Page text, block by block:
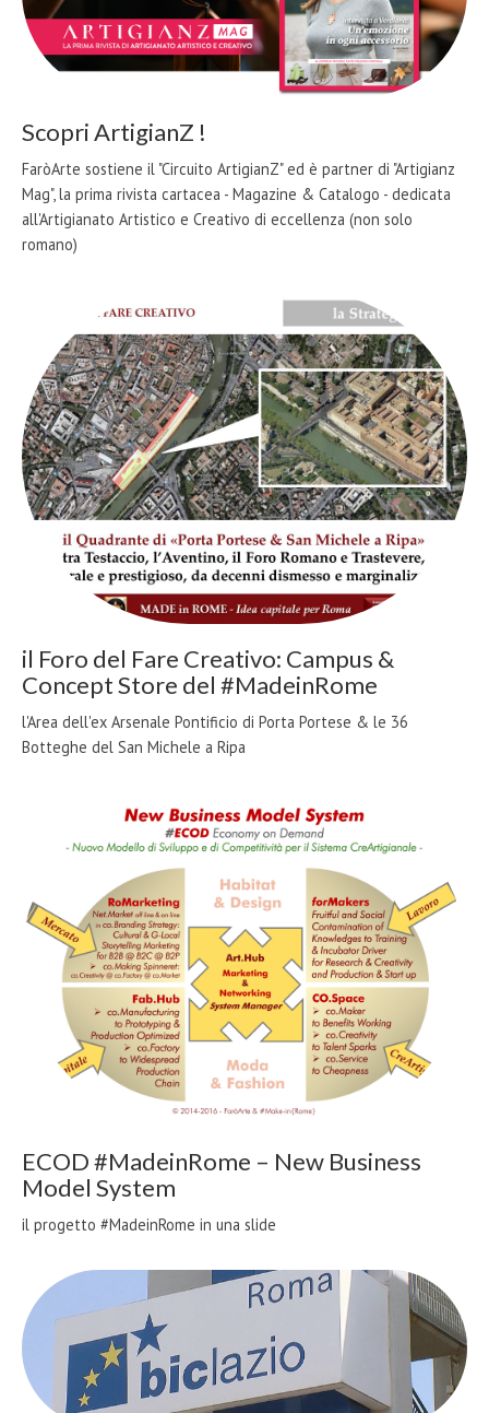
Scopri ArtigianZ !
FaròArte sostiene il "Circuito ArtigianZ" ed è partner di "Artigianz
Mag", la prima rivista cartacea - Magazine & Catalogo - dedicata
all'Artigianato Artistico e Creativo di eccellenza (non solo
romano)
il Foro del Fare Creativo: Campus &
Concept Store del #MadeinRome
l'Area dell'ex Arsenale Pontificio di Porta Portese & le 36
Botteghe del San Michele a Ripa
ECOD #MadeinRome – New Business
Model System
il progetto #MadeinRome in una slide